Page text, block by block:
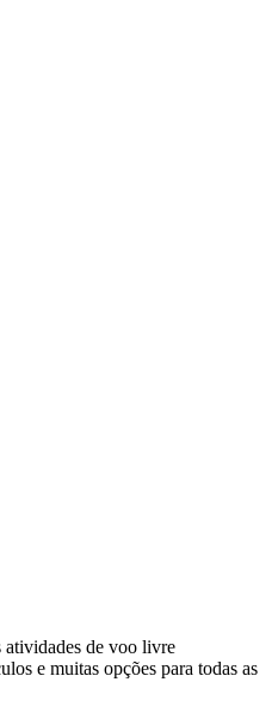
atividades de voo livre
e muitas opções para todas as